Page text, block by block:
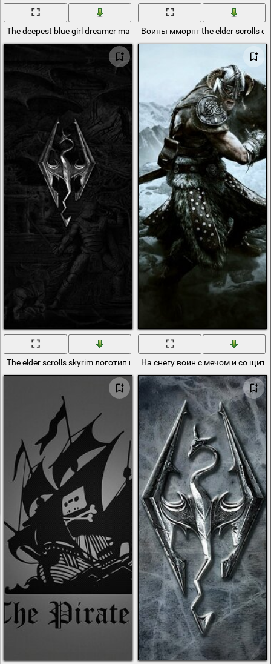
The deepest blue girl dreamer magicalВоины мморпг the elder scrolls
The elder scrolls skyrim логотип на черномНа снегу воин с мечом и со